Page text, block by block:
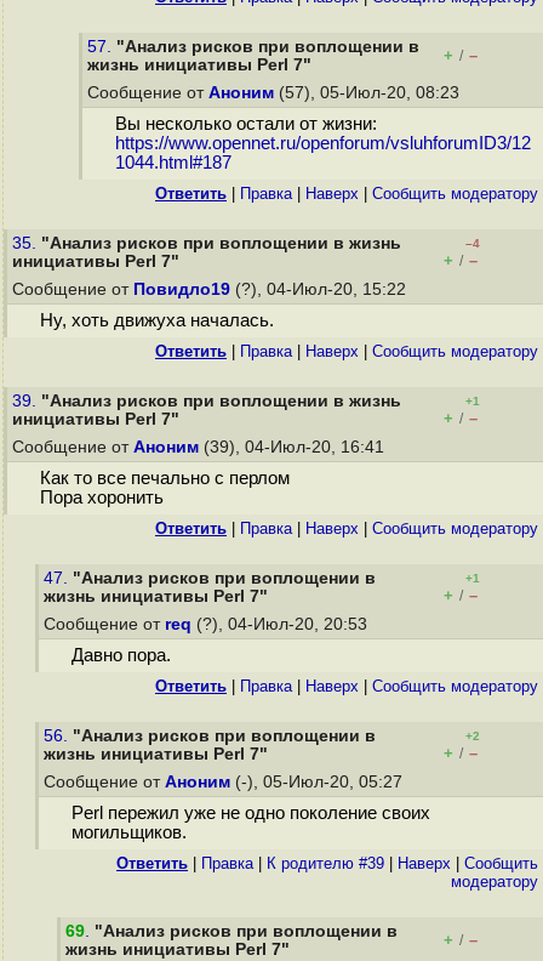
57. "Анализ рисков при воплощении в
жизнь инициативы Perl 7"
+ / –
Сообщение от Аноним (57), 05-Июл-20, 08:23
Вы несколько остали от жизни:
https://www.opennet.ru/openforum/vsluhforumID3/12
1044.html#187
Ответить Правка| Наверх Cообщить модератору
35. "Анализ рисков при воплощении в жизнь
инициативы Perl 7"
–4
+ / –
Сообщение от Повидло19 (?), 04-Июл-20, 15:22
Ну, хоть движуха началась.
Ответить Правка| Наверх Cообщить модератору
39. "Анализ рисков при воплощении в жизнь
инициативы Perl 7"
+1
+ / –
Сообщение от Аноним (39), 04-Июл-20, 16:41
Как то все печально с перлом
Пора хоронить
Ответить Правка| Наверх Cообщить модератору
47. "Анализ рисков при воплощении в
жизнь инициативы Perl 7"
+1
+ / –
Сообщение от req (?), 04-Июл-20, 20:53
Давно пора.
Ответить Правка| Наверх Cообщить модератору
56. "Анализ рисков при воплощении в
жизнь инициативы Perl 7"
+2
+ / –
Сообщение от Аноним (-), 05-Июл-20, 05:27
Perl пережил уже не одно поколение своих
могильщиков.
Ответить Правка| К родителю #39 Наверх
Cообщить
модератору
69. "Анализ рисков при воплощении в
жизнь инициативы Perl 7"
+ / –